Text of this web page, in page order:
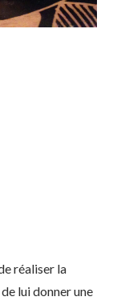
réaliser la
lui donner une